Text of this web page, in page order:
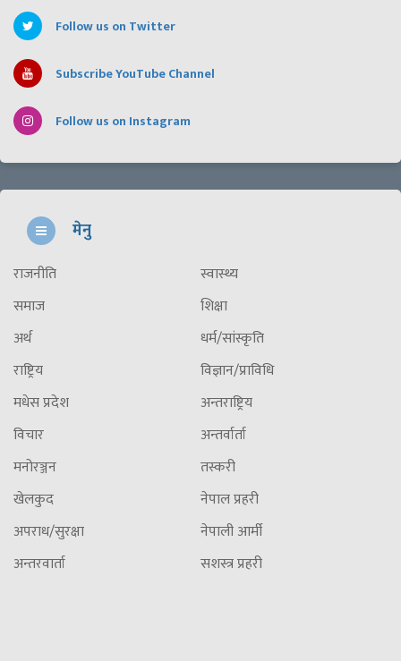
Follow us on Twitter
Subscribe YouTube Channel
Follow us on Instagram
मेनु
राजनीति
समाज
अर्थ
राष्ट्रिय
मधेस प्रदेश
विचार
मनोरञ्जन
खेलकुद
अपराध/सुरक्षा
अन्तरवार्ता
स्वास्थ्य
शिक्षा
धर्म/सांस्कृति
विज्ञान/प्राविधि
अन्तराष्ट्रिय
अन्तर्वार्ता
तस्करी
नेपाल प्रहरी
नेपाली आर्मी
सशस्त्र प्रहरी